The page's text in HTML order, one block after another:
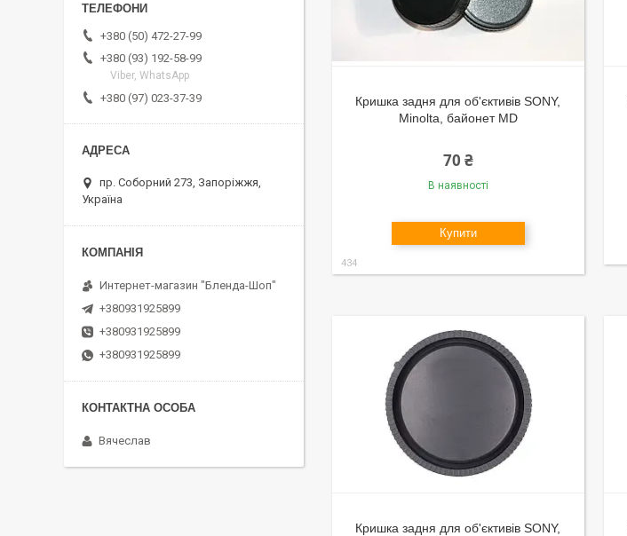
Кришка задня для об'єктивів SONY,
Minolta, байонет MD
70 ₴
В наявності
Купити
434
Кришка задня для об'єктивів SONY,
+380 (50) 472-27-99
+380 (93) 192-58-99
Viber, WhatsApp
+380 (97) 023-37-39
пр. Соборний 273, Запоріжжя,
Україна
Интернет-магазин "Бленда-Шоп"
+380931925899
+380931925899
+380931925899
Вячеслав